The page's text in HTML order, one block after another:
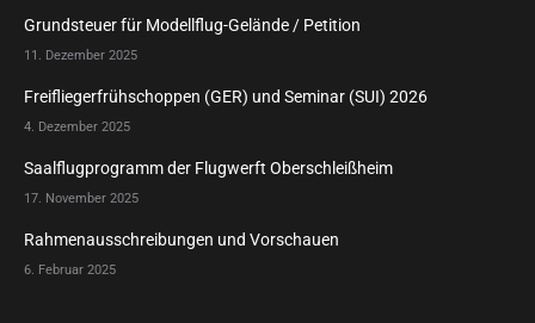
Grundsteuer für Modellflug-Gelände / Petition
11. Dezember 2025
Freifliegerfrühschoppen (GER) und Seminar (SUI) 2026
4. Dezember 2025
Saalflugprogramm der Flugwerft Oberschleißheim
17. November 2025
Rahmenausschreibungen und Vorschauen
6. Februar 2025